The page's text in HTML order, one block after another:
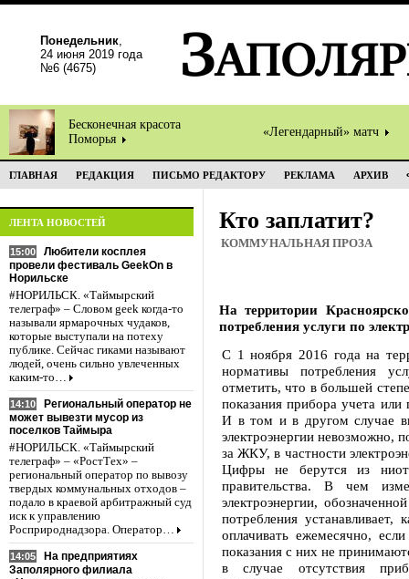
Понедельник,
24 июня 2019 года
№6 (4675)
Бесконечная красота
Поморья
«Легендарный» матч
ГЛАВНАЯ РЕДАКЦИЯ ПИСЬМО РЕДАКТОРУ РЕКЛАМА АРХИВ
ЛЕНТА НОВОСТЕЙ
15:00
Любители косплея
провели фестиваль GeekOn в
Норильске
#НОРИЛЬСК. «Таймырский
телеграф» – Словом geek когда-то
называли ярмарочных чудаков,
которые выступали на потеху
публике. Сейчас гиками называют
людей, очень сильно увлеченных
каким-то…
14:10
Региональный оператор не
может вывезти мусор из
поселков Таймыра
#НОРИЛЬСК. «Таймырский
телеграф» – «РостТех» –
региональный оператор по вывозу
твердых коммунальных отходов –
подало в краевой арбитражный суд
иск к управлению
Росприроднадзора. Оператор…
14:05
На предприятиях
Заполярного филиала
Кто заплатит?
КОММУНАЛЬНАЯ ПРОЗА
На территории
потребления услуги по
С 1 ноября 2016 года на
нормативы потребления
отметить, что в большей
показания прибора учета или
И в том и в другом случае
электроэнергии невозможно,
за ЖКУ, в частности
Цифры не берутся из
правительства. В чем
электроэнергии,
потребления устанавливает,
оплачивать ежемесячно,
показания с них не
в случае отсутствия